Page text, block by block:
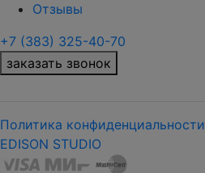
Отзывы
+7 (383) 325-40-70
заказать звонок
Политика конфиденциальности
EDISON STUDIO